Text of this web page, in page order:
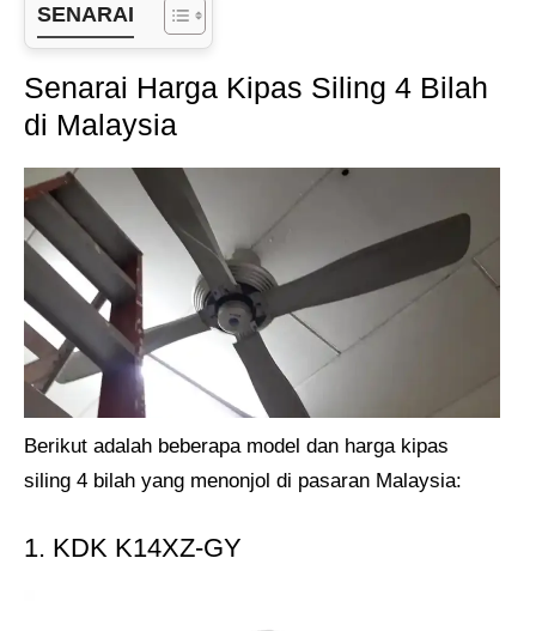
SENARAI
Senarai Harga Kipas Siling 4 Bilah
di Malaysia
Berikut adalah beberapa model dan harga kipas
siling 4 bilah yang menonjol di pasaran Malaysia:​
1. KDK K14XZ-GY